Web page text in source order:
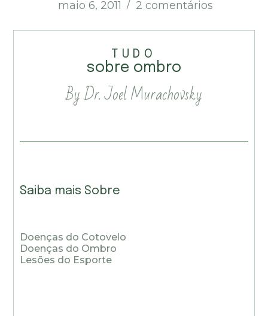
maio 6, 2011
2 comentários
TUDO
sobre ombro
By Dr. Joel Murachovsky
Saiba mais Sobre
Doenças do Cotovelo
Doenças do Ombro
Lesões do Esporte